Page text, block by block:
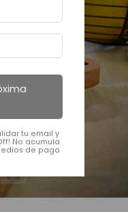
tu email y
No acumula
de pago